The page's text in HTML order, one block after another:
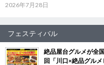
2026年7月28日
フェスティバル
絶品屋台グルメが全
回「川口×絶品グル